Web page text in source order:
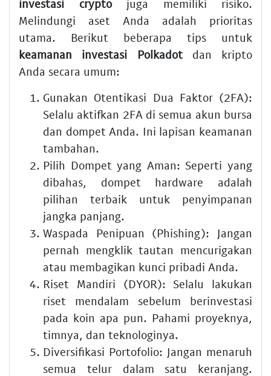
investasi cryptojuga memiliki risiko.
Melindungi aset Anda adalah prioritas
utama. Berikut beberapa tips untuk
keamanan investasi Polkadotdan kripto
Anda secara umum:
Gunakan Otentikasi Dua Faktor (2FA):
Selalu aktifkan 2FA di semua akun bursa
dan dompet Anda. Ini lapisan keamanan
tambahan.
Pilih Dompet yang Aman: Seperti yang
dibahas, dompet hardware adalah
pilihan terbaik untuk penyimpanan
jangka panjang.
Waspada Penipuan (Phishing): Jangan
pernah mengklik tautan mencurigakan
atau membagikan kunci pribadi Anda.
Riset Mandiri (DYOR): Selalu lakukan
riset mendalam sebelum berinvestasi
pada koin apa pun. Pahami proyeknya,
timnya, dan teknologinya.
Diversifikasi Portofolio: Jangan menaruh
semua telur dalam satu keranjang.